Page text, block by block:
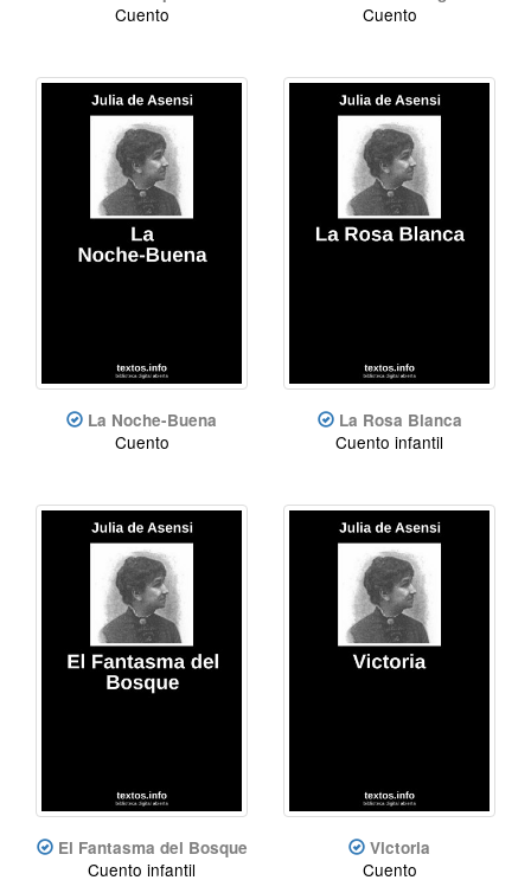
Cuento Cuento
La Noche-Buena
Cuento
La Rosa Blanca
Cuento infantil
El Fantasma del Bosque
Cuento infantil
Victoria
Cuento